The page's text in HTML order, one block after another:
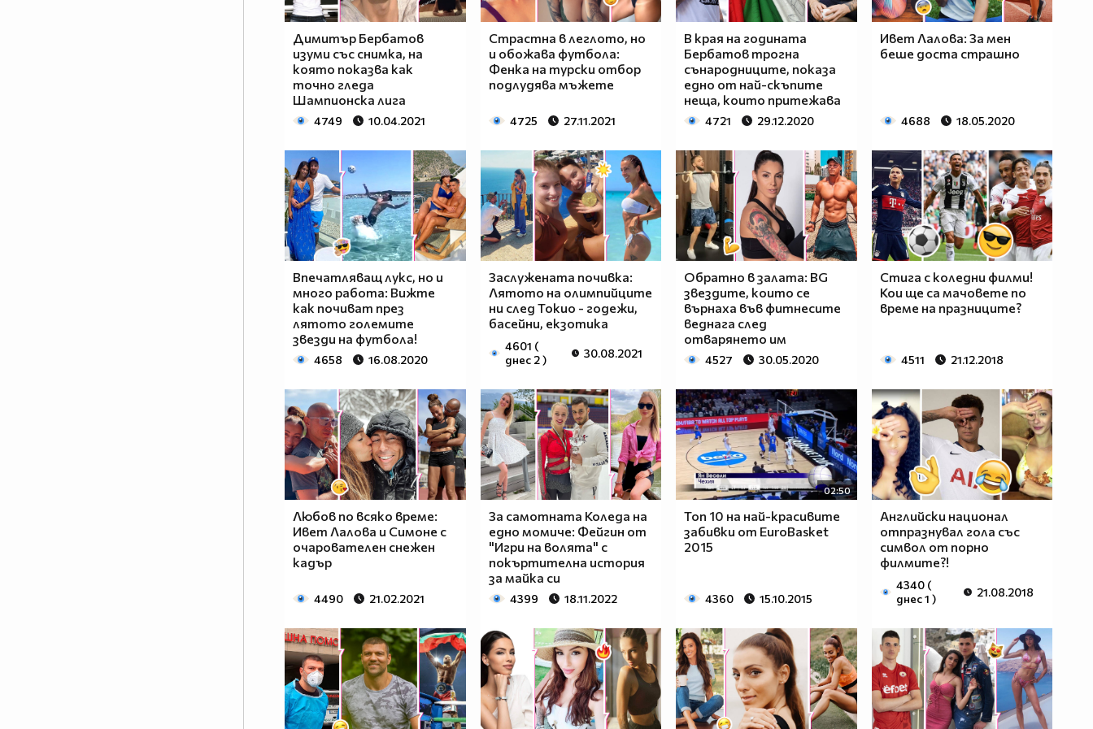
Димитър Бербатов
изуми със снимка, на
която показва как
точно гледа
Шампионска лига
4749 10.04.2021
Страстна в леглото, но
и обожава футбола:
Фенка на турски отбор
подлудява мъжете
4725 27.11.2021
В края на годината
Бербатов трогна
сънародниците, показа
едно от най-скъпите
неща, които притежава
4721 29.12.2020
Ивет Лалова: За мен
беше доста страшно
4688 18.05.2020
Впечатляващ лукс, но и
много работа: Вижте
как почиват през
лятото големите
звезди на футбола!
4658 16.08.2020
Заслужената почивка:
Лятото на олимпийците
ни след Токио - годежи,
басейни, екзотика
4601 (
днес 2 )
30.08.2021
Обратно в залата: BG
звездите, които се
върнаха във фитнесите
веднага след
отварянето им
4527 30.05.2020
Стига с коледни филми!
Кои ще са мачовете по
време на празниците?
4511 21.12.2018
Любов по всяко време:
Ивет Лалова и Симоне с
очарователен снежен
кадър
4490 21.02.2021
За самотната Коледа на
едно момиче: Фейгин от
"Игри на волята" с
покъртителна история
за майка си
4399 18.11.2022
02:50
Топ 10 на най-красивите
забивки от EuroBasket
2015
4360 15.10.2015
Английски национал
отпразнувал гола със
символ от порно
филмите?!
4340 (
днес 1 )
21.08.2018